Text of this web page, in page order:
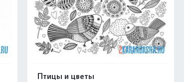
Птицы и цветы